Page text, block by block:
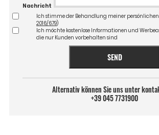
Nachricht
Ich stimme der Behandlung meiner persönlichen
2016/679)
Ich möchte kostenlose Informationen und
die nur Kunden vorbehalten sind
SEND
Alternativ können Sie uns unter
+39 045 7731900